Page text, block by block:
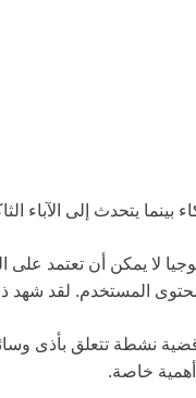
بينما يتحدث إلى الآباء
المستخدم. لقد شهد
هناك أكثر من 2000 قضية
أهمية خاصة.